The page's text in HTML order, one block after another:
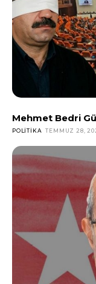
Mehmet Bedri
POLITIKA TEMMUZ 28,